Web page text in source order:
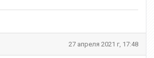
27 апреля 2021 г, 17:48